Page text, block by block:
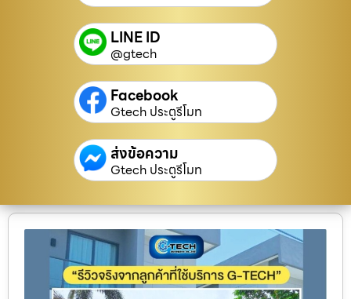
LINE ID
@gtech
Facebook
Gtech ประตูรีโมท
ส่งข้อความ
Gtech ประตูรีโมท